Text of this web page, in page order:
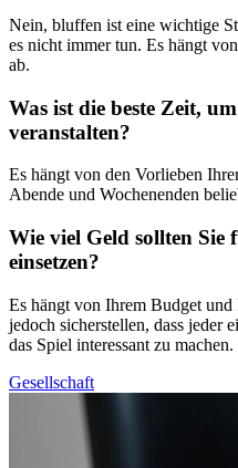
Nein, bluffen ist eine wichtige
es nicht immer tun. Es hängt
ab.
Was ist die beste Zeit,
veranstalten?
Es hängt von den Vorlieben
Abende und Wochenenden
Wie viel Geld sollten Sie
einsetzen?
Es hängt von Ihrem Budget
jedoch sicherstellen, dass jeder
das Spiel interessant zu machen.
Gesellschaft